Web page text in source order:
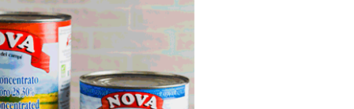
boğazında nəzarətin İrana
rədd edib
- 09:30 104